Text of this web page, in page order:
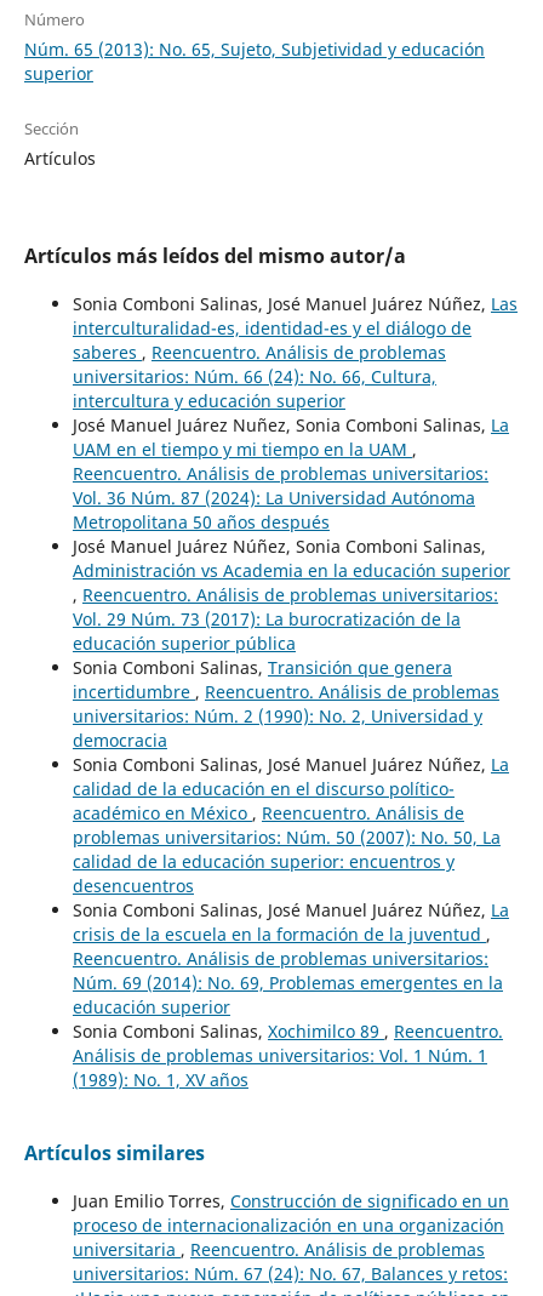
Número
Núm. 65 (2013): No. 65, Sujeto, Subjetividad y educación
superior
Sección
Artículos
Artículos más leídos del mismo autor/a
Sonia Comboni Salinas, José Manuel Juárez Núñez, Las
interculturalidad-es, identidad-es y el diálogo de
saberes , Reencuentro. Análisis de problemas
universitarios: Núm. 66 (24): No. 66, Cultura,
intercultura y educación superior
José Manuel Juárez Nuñez, Sonia Comboni Salinas, La
UAM en el tiempo y mi tiempo en la UAM ,
Reencuentro. Análisis de problemas universitarios:
Vol. 36 Núm. 87 (2024): La Universidad Autónoma
Metropolitana 50 años después
José Manuel Juárez Núñez, Sonia Comboni Salinas,
Administración vs Academia en la educación superior
, Reencuentro. Análisis de problemas universitarios:
Vol. 29 Núm. 73 (2017): La burocratización de la
educación superior pública
Sonia Comboni Salinas, Transición que genera
incertidumbre , Reencuentro. Análisis de problemas
universitarios: Núm. 2 (1990): No. 2, Universidad y
democracia
Sonia Comboni Salinas, José Manuel Juárez Núñez, La
calidad de la educación en el discurso político-
académico en México , Reencuentro. Análisis de
problemas universitarios: Núm. 50 (2007): No. 50, La
calidad de la educación superior: encuentros y
desencuentros
Sonia Comboni Salinas, José Manuel Juárez Núñez, La
crisis de la escuela en la formación de la juventud ,
Reencuentro. Análisis de problemas universitarios:
Núm. 69 (2014): No. 69, Problemas emergentes en la
educación superior
Sonia Comboni Salinas, Xochimilco 89 , Reencuentro.
Análisis de problemas universitarios: Vol. 1 Núm. 1
(1989): No. 1, XV años
Artículos similares
Juan Emilio Torres, Construcción de significado en un
proceso de internacionalización en una organización
universitaria , Reencuentro. Análisis de problemas
universitarios: Núm. 67 (24): No. 67, Balances y retos: